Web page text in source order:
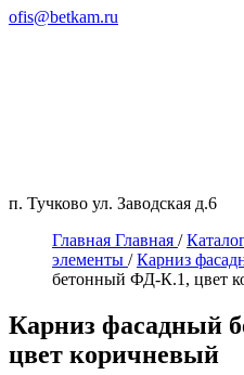
ofis@betkam.ru
п. Тучково ул. Заводская д.6
Главная Главная /
элементы / Карниз
бетонный ФД-К.1, цвет
Карниз фасадный
цвет коричневый